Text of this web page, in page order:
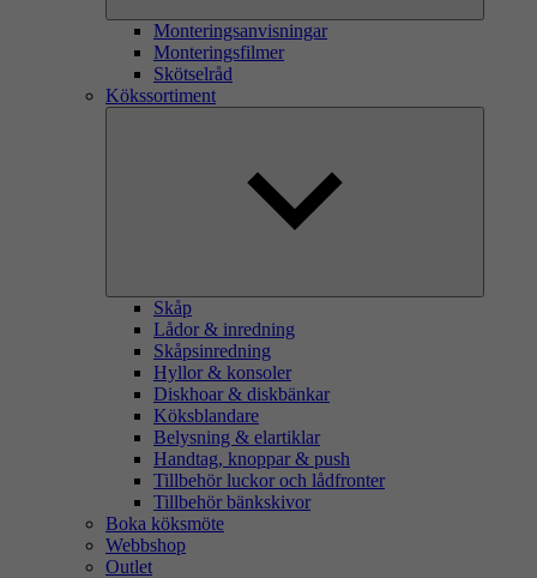
Monteringsanvisningar
Monteringsfilmer
Skötselråd
Kökssortiment
Skåp
Lådor & inredning
Skåpsinredning
Hyllor & konsoler
Diskhoar & diskbänkar
Köksblandare
Belysning & elartiklar
Handtag, knoppar & push
Tillbehör luckor och lådfronter
Tillbehör bänkskivor
Boka köksmöte
Webbshop
Outlet